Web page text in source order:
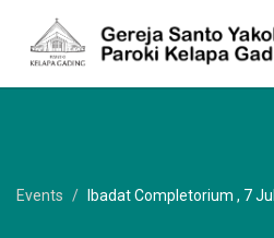
Events Ibadat Completorium , 7